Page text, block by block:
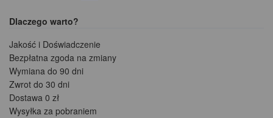
Dlaczego warto?
Jakość i Doświadczenie
Bezpłatna zgoda na zmiany
Wymiana do 90 dni
Zwrot do 30 dni
Dostawa 0 zł
Wysyłka za pobraniem